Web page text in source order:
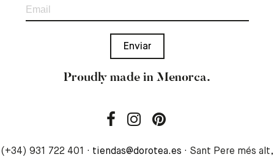
Proudly made in Menorca.
(+34) 931 722 401 · tiendas@dorotea.es · Sant Pere més alt,